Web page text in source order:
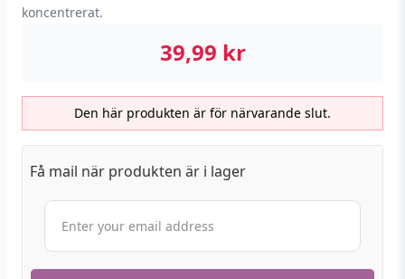
koncentrerat.
39,99 kr
Den här produkten är för närvarande slut.
Få mail när produkten är i lager